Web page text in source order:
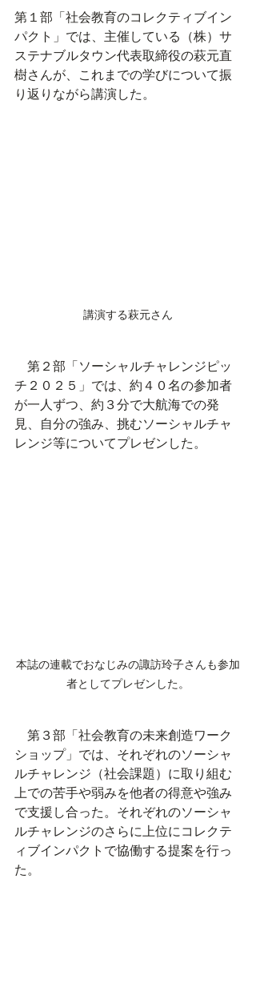
第１部「社会教育のコレクティブイン
パクト」では、主催している（株）サ
ステナブルタウン代表取締役の萩元直
樹さんが、これまでの学びについて振
り返りながら講演した。
講演する萩元さん
第２部「ソーシャルチャレンジピッ
チ２０２５」では、約４０名の参加者
が一人ずつ、約３分で大航海での発
見、自分の強み、挑むソーシャルチャ
レンジ等についてプレゼンした。
本誌の連載でおなじみの諏訪玲子さんも参加
者としてプレゼンした。
第３部「社会教育の未来創造ワーク
ショップ」では、それぞれのソーシャ
ルチャレンジ（社会課題）に取り組む
上での苦手や弱みを他者の得意や強み
で支援し合った。それぞれのソーシャ
ルチャレンジのさらに上位にコレクテ
ィブインパクトで協働する提案を行っ
た。